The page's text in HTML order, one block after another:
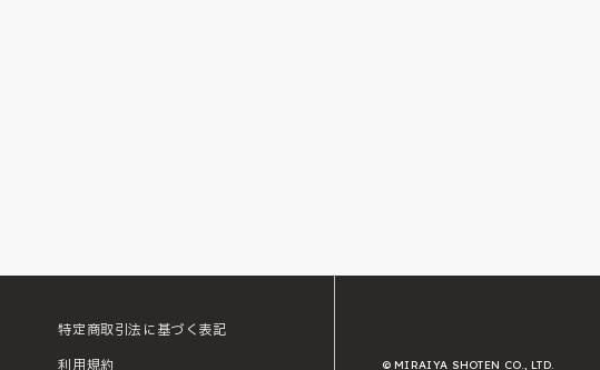
特定商取引法に基づく表記
利用規約 © MIRAIYA SHOTEN CO., LTD.